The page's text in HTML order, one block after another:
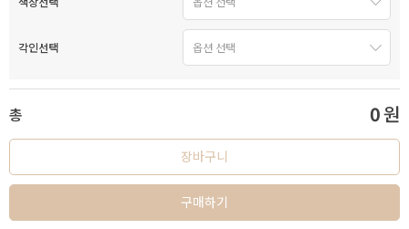
각인선택
총 0원
장바구니
구매하기